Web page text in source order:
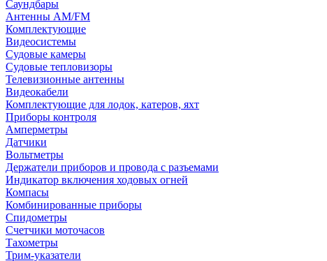
Саундбары
Антенны AM/FM
Комплектующие
Видеосистемы
Судовые камеры
Cудовые тепловизоры
Телевизионные антенны
Видеокабели
Комплектующие для лодок, катеров, яхт
Приборы контроля
Амперметры
Датчики
Вольтметры
Держатели приборов и провода с разъемами
Индикатор включения ходовых огней
Компасы
Комбинированные приборы
Спидометры
Счетчики моточасов
Тахометры
Трим-указатели